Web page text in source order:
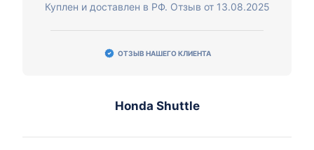
Куплен и доставлен в РФ. Отзыв от 13.08.2025
ОТЗЫВ НАШЕГО КЛИЕНТА
Honda Shuttle